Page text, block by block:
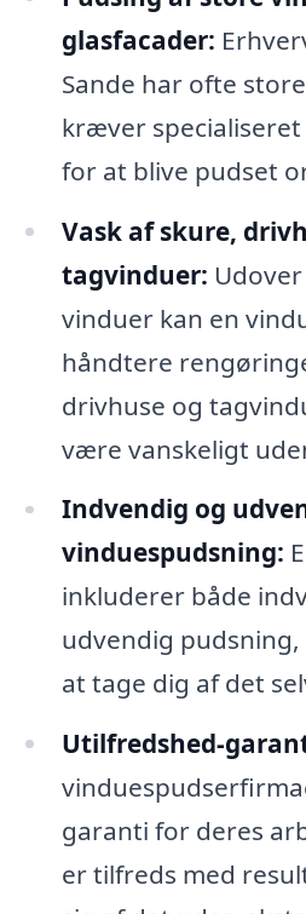
glasfacader:
Sande har ofte
kræver
for at blive pudset
Vask af skure,
tagvinduer:
vinduer kan en
håndtere
drivhuse og
være vanskeligt
Indvendig og
vinduespudsning:
inkluderer både
udvendig
at tage dig af det
Utilfredshed-
garanti for deres
er tilfreds med